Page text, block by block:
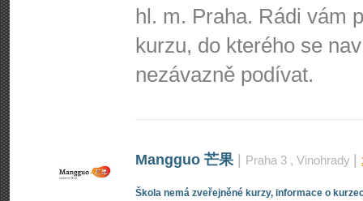
hl. m. Praha. Rádi vám
kurzu, do kterého se
nezávazně podívat.
Mangguo 芒果 Praha 3 , Vinohrady
Škola nemá zveřejněné kurzy, informace o